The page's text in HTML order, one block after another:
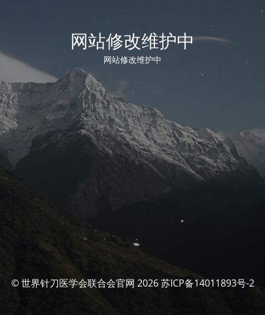
网站修改维护中
网站修改维护中
© 世界针刀医学会联合会官网 2026 苏ICP备14011893号-2